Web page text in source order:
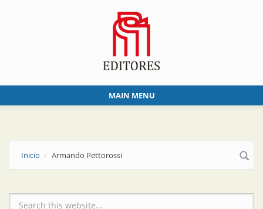
MAIN MENU
Inicio Armando Pettorossi